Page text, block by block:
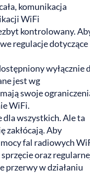
komunikacja
WiFi
kontrolowany.
regulacje dotyczące
wyłącznie
jest wg
swoje
WiFi.
wszystkich. Ale ta
zakłócają. Aby
fal radiowych
oraz
przerwy w działaniu